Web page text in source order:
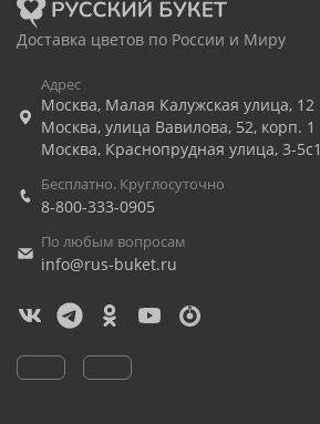
Доставка цветов по России и Миру
Адрес
Москва, Малая Калужская улица, 12
Москва, улица Вавилова, 52, корп. 1
Москва, Краснопрудная улица, 3-5с1
Бесплатно. Круглосуточно
8-800-333-0905
По любым вопросам
info@rus-buket.ru